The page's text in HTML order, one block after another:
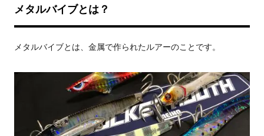
メタルバイブとは？
メタルバイブとは、金属で作られたルアーのことです。